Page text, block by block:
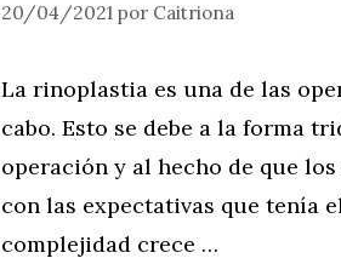
20/04/2021 por Caitriona
La rinoplastia es una de las
cabo. Esto se debe a la forma
operación y al hecho de que
con las expectativas que tenía
complejidad crece …